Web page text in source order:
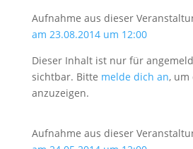
Aufnahme aus dieser
am 23.08.2014 um 12:00
Dieser Inhalt ist nur für
sichtbar. Bitte melde dich an, um
anzuzeigen.
Aufnahme aus dieser